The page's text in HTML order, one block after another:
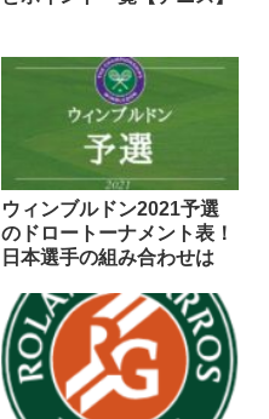
ウィンブルドン2021予選
のドロートーナメント表！
日本選手の組み合わせは